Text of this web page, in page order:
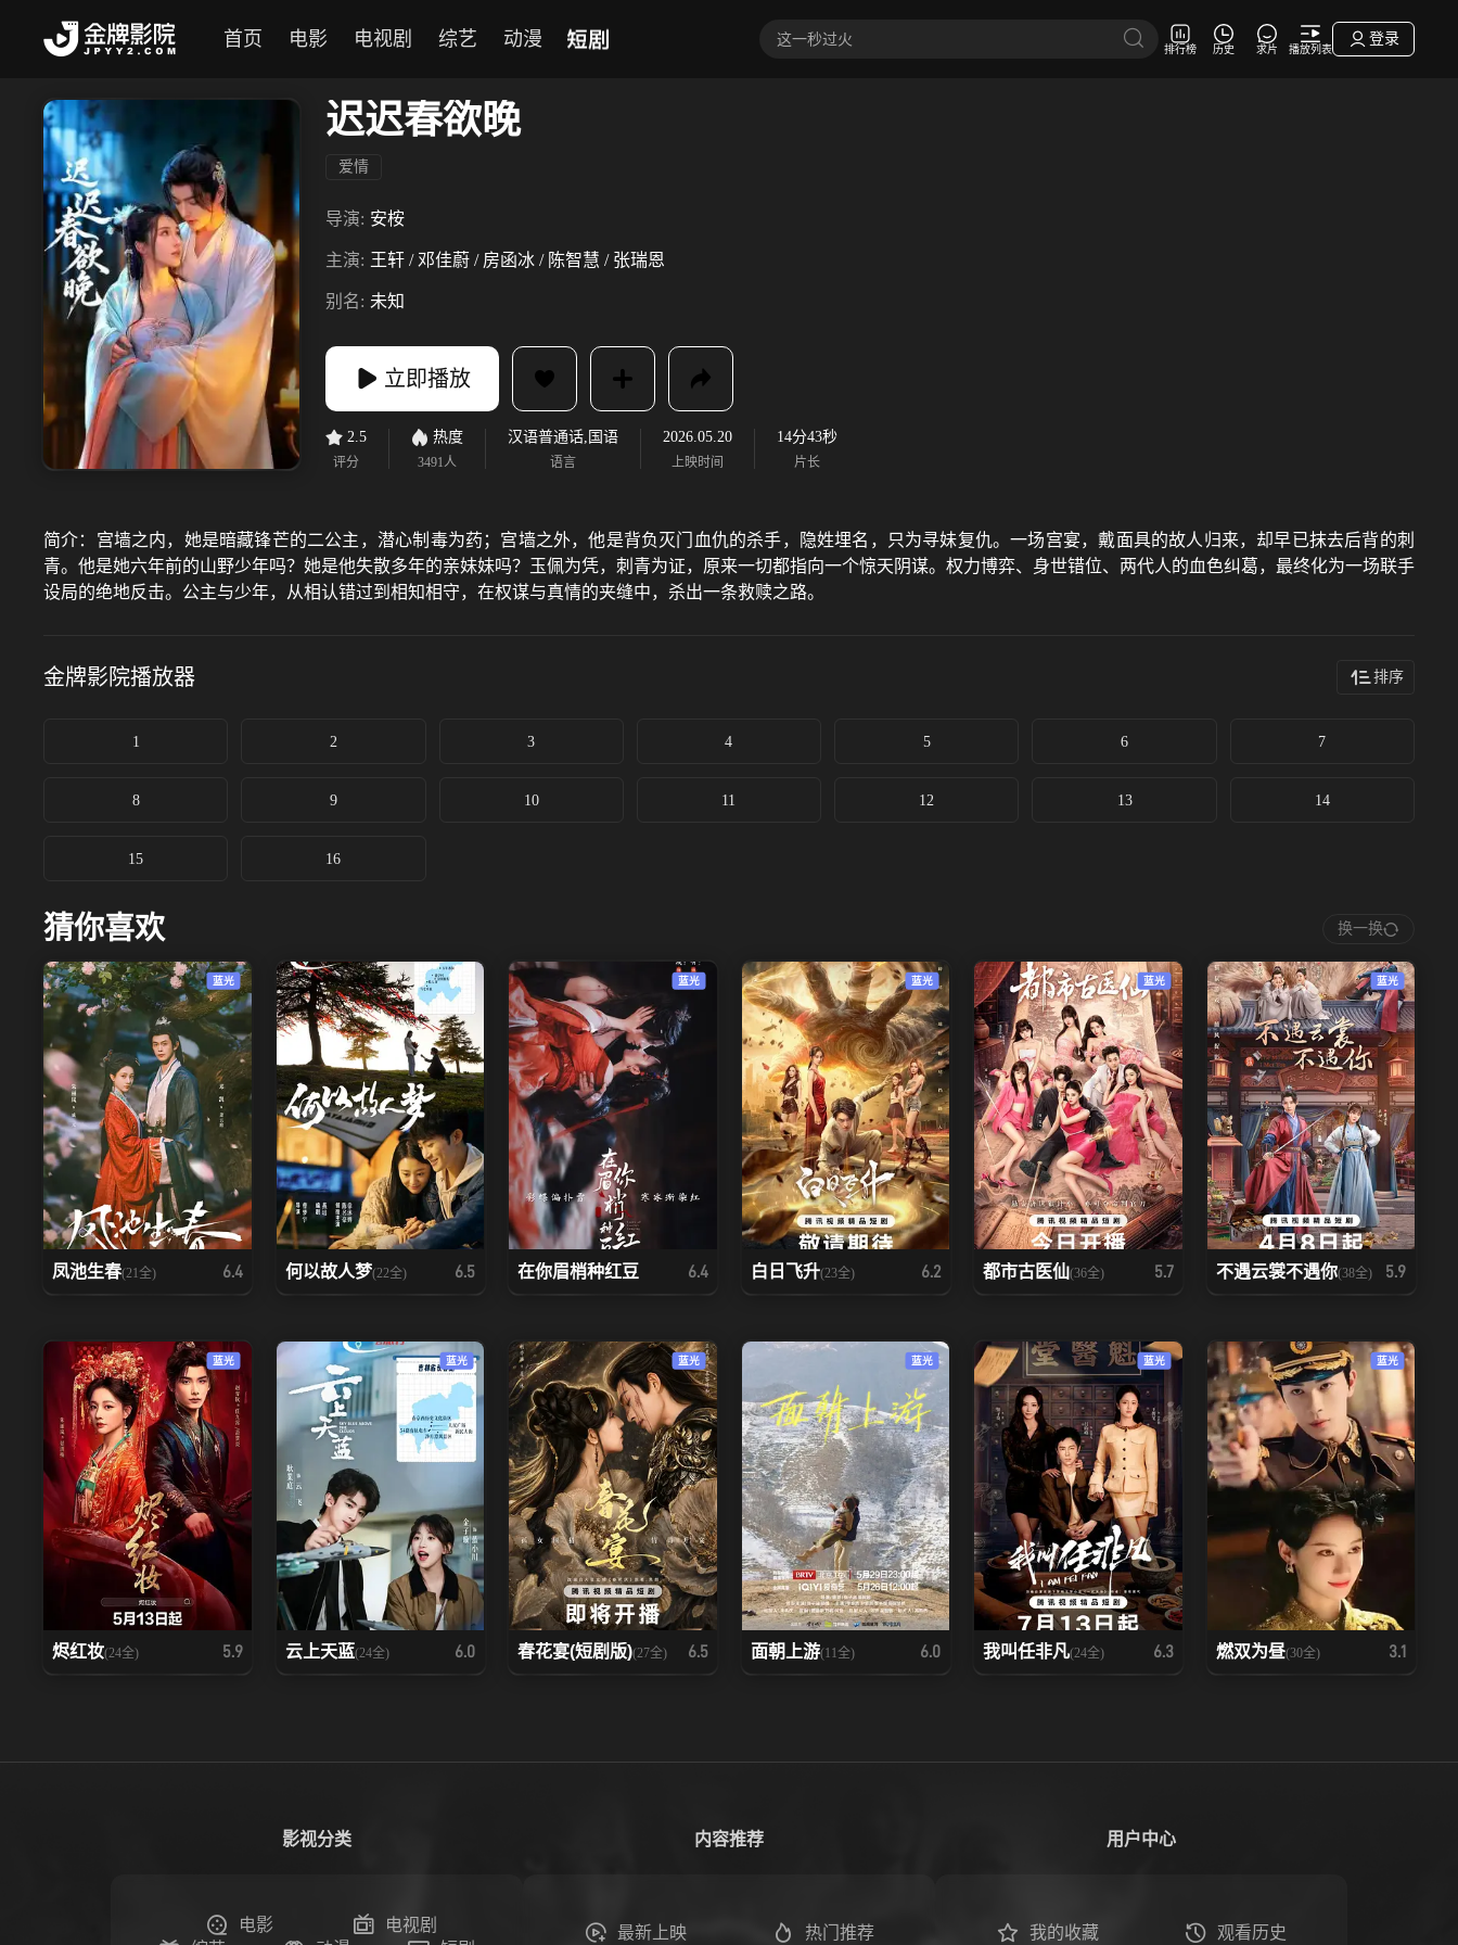
首页 电影 电视剧 综艺 动漫 短剧 排行榜 历史 求片 播放列表
登录
迟迟春欲晚
爱情
导演: 安桉
主演: 王轩 / 邓佳蔚 / 房函冰 / 陈智慧 / 张瑞恩
别名: 未知
立即播放
2.5
评分
热度
3491人
汉语普通话,国语
语言
2026.05.20
上映时间
14分43秒
片长
简介： 宫墙之内，她是暗藏锋芒的二公主，潜心制毒为药；宫墙之外，他是背负灭门血仇的杀手，隐姓埋名，只为寻妹复仇。一场宫宴，戴面具的故人归来，却早已抹去后背的刺
青。他是她六年前的山野少年吗？她是他失散多年的亲妹妹吗？玉佩为凭，刺青为证，原来一切都指向一个惊天阴谋。权力博弈、身世错位、两代人的血色纠葛，最终化为一场联手
设局的绝地反击。公主与少年，从相认错过到相知相守，在权谋与真情的夹缝中，杀出一条救赎之路。
金牌影院播放器 排序
1 2 3 4 5 6 7
8 9 10 11 12 13 14
15 16
猜你喜欢 换一换
蓝光
凤池生春(21全) 6.4 何以故人梦(22全) 6.5
蓝光
在你眉梢种红豆 6.4
蓝光
白日飞升(23全) 6.2
蓝光
都市古医仙(36全) 5.7
蓝光
不遇云裳不遇你(38全) 5.9
蓝光
烬红妆(24全) 5.9
蓝光
云上天蓝(24全) 6.0
蓝光
春花宴(短剧版)(27全) 6.5
蓝光
面朝上游(11全) 6.0
蓝光
我叫任非凡(24全) 6.3
蓝光
燃双为昼(30全) 3.1
影视分类
电影
电视剧
内容推荐
最新上映 热门推荐
用户中心
我的收藏 观看历史